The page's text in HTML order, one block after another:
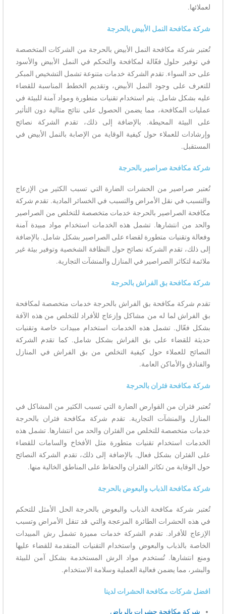
لعملائها.
شركة مكافحة النمل الأبيض بالحرجة
تُعتبر شركة مكافحة النمل الأبيض بالحرجة من الشركات المتخصصة
في توفير حلول فعّالة لمكافحة والتحكم في النمل الأبيض والأسود
على حد السواء. تقدم الشركة خدمات متنوعة تشمل التشخيص المبكر
للتعرف على وجود النمل الأبيض، وتقديم الخطط المناسبة للقضاء
عليه بشكل شامل. يتم استخدام تقنيات متطورة ومواد آمنة للبيئة في
عمليات المكافحة، مما يضمن الحصول على نتائج مثالية دون التأثير
على البيئة المحيطة. بالإضافة إلى ذلك، تقدم الشركة نصائح
وإرشادات للعملاء حول كيفية الوقاية من الإصابة بالنمل الأبيض في
المستقبل.
شركة مكافحة صراصير بالحرجة
تُعتبر صراصير من الحشرات الضارة التي تسبب الكثير من الإزعاج
والتسبب في نقل الأمراض والتسبب في الخسائر المادية. تقدم شركة
مكافحة الصراصير بالحرجة خدمات متخصصة للتخلص من الصراصير
والحد من انتشارها. تشمل هذه الخدمات استخدام مواد مبيدة آمنة
وفعالة وتقنيات متطورة لقضاء على الصراصير بشكل شامل. بالإضافة
إلى ذلك، تقدم الشركة نصائح حول النظافة الشخصية وتوفير بيئة غير
ملائمة لتكاثر الصراصير في المنازل والمنشآت التجارية.
شركة مكافحة بق الفراش بالحرجة
تقدم شركة مكافحة بق الفراش بالحرجة خدمات متخصصة لمكافحة
بق الفراش لما له من مشاكل وإزعاج للأفراد للتخلص من هذه الآفة
بشكل فعّال. تشمل هذه الخدمات استخدام مبيدات خاصة وتقنيات
حديثة للقضاء على بق الفراش بشكل شامل. كما تقدم الشركة
النصائح للعملاء حول كيفية التخلص من بق الفراش في المنازل
والفنادق والأماكن العامة.
شركة مكافحة فئران بالحرجة
تُعتبر فئران من القوارض الضارة التي تسبب الكثير من المشاكل في
المنازل والمنشآت التجارية. تقدم شركة مكافحة فئران بالحرجة
خدمات متخصصة للتخلص من الفئران والحد من انتشارها. تشمل هذه
الخدمات استخدام تقنيات متطورة مثل الأفخاخ والسامات للقضاء
على الفئران بشكل فعال. بالإضافة إلى ذلك، تقدم الشركة النصائح
حول الوقاية من تكاثر الفئران والحفاظ على المناطق الخالية منها.
شركة مكافحة الذباب والبعوض بالحرجة
تُعتبر شركة مكافحة الذباب والبعوض بالحرجة الحل الأمثل للتحكم
في هذه الحشرات الطائرة المزعجة والتي قد تنقل الأمراض وتسبب
الإزعاج للأفراد. تقدم الشركة خدمات مميزة تشمل رش المبيدات
الخاصة بالذباب والبعوض واستخدام التقنيات المتقدمة للقضاء عليها
ومنع انتشارها. تُستخدم مواد الرش المستخدمة بشكل آمن للبيئة
والبشر، مما يضمن فعالية العملية وسلامة الاستخدام.
افضل شركات مكافحة الحشرات لدينا
شركة مكافحة حشرات بالرياض